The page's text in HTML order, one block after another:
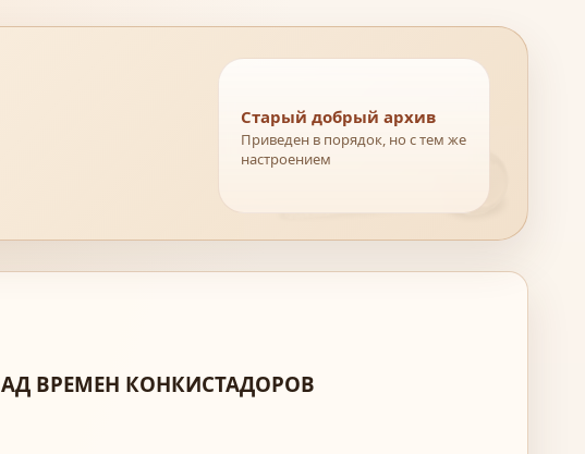
Старый добрый архив
Приведен в порядок, но с тем же
настроением
ВРЕМЕН КОНКИСТАДОРОВ